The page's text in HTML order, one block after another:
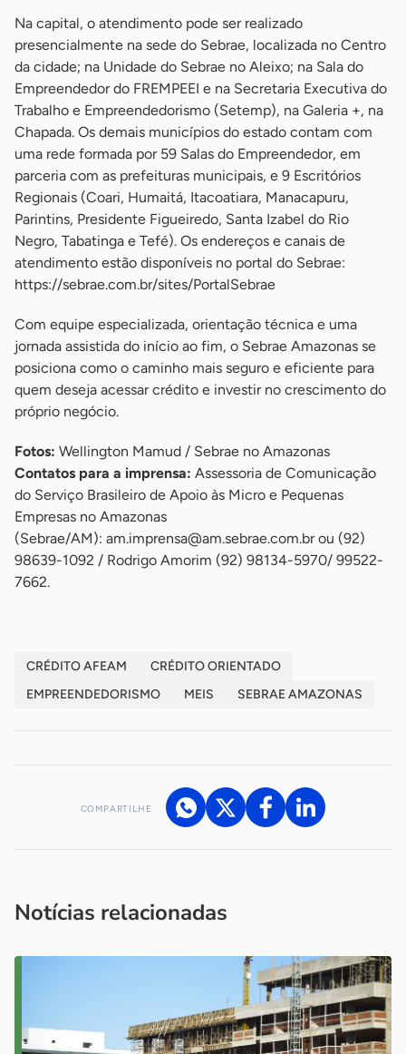
Na capital, o atendimento pode ser realizado
presencialmente na sede do Sebrae, localizada no Centro
da cidade; na Unidade do Sebrae no Aleixo; na Sala do
Empreendedor do FREMPEEI e na Secretaria Executiva do
Trabalho e Empreendedorismo (Setemp), na Galeria +, na
Chapada. Os demais municípios do estado contam com
uma rede formada por 59 Salas do Empreendedor, em
parceria com as prefeituras municipais, e 9 Escritórios
Regionais (Coari, Humaitá, Itacoatiara, Manacapuru,
Parintins, Presidente Figueiredo, Santa Izabel do Rio
Negro, Tabatinga e Tefé). Os endereços e canais de
atendimento estão disponíveis no portal do Sebrae:
https://sebrae.com.br/sites/PortalSebrae
Com equipe especializada, orientação técnica e uma
jornada assistida do início ao fim, o Sebrae Amazonas se
posiciona como o caminho mais seguro e eficiente para
quem deseja acessar crédito e investir no crescimento do
próprio negócio.
Fotos: Wellington Mamud / Sebrae no Amazonas
Contatos para a imprensa: Assessoria de Comunicação
do Serviço Brasileiro de Apoio às Micro e Pequenas
Empresas no Amazonas
(Sebrae/AM): am.imprensa@am.sebrae.com.brou (92)
98639-1092 / Rodrigo Amorim (92) 98134-5970/ 99522-
7662.
CRÉDITO AFEAM
CRÉDITO ORIENTADO
EMPREENDEDORISMO
MEIS SEBRAE AMAZONAS
COMPARTILHE
Notícias relacionadas